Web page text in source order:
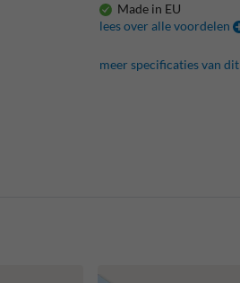
Made in EU
lees over alle voordelen
meer specificaties van